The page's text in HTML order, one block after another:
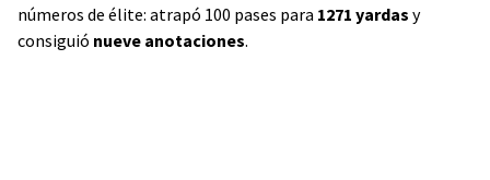
números de élite: atrapó 100 pases para 1271 yardas y
consiguió nueve anotaciones.